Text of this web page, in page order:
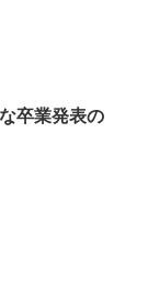
卒業発表の